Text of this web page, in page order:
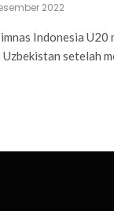
2022
Indonesia
setelah